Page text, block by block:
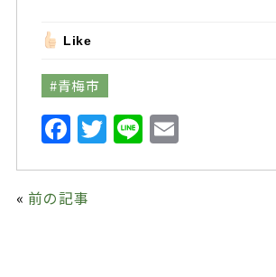
Like
#青梅市
F
a
c
e
T
w
Li
n
E
« 前の記事